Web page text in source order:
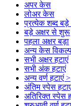
अपर केस
लोअर केस
प्रत्येक शब्द बड़े
बड़े अक्षर से शुरू
पहला अक्षर बड़ा
अन्य केस
सभी अक्षर हटाएं
सभी अंक हटाएं
अन्य वर्ण हटाएं >
अंतिम स्पेस
अतिरिक्त स्पेस